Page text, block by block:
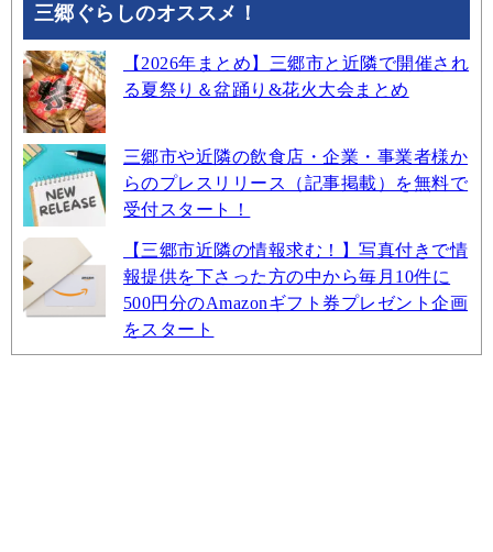
三郷ぐらしのオススメ！
【2026年まとめ】三郷市と近隣で開催され
る夏祭り＆盆踊り&花火大会まとめ
三郷市や近隣の飲食店・企業・事業者様か
らのプレスリリース（記事掲載）を無料で
受付スタート！
【三郷市近隣の情報求む！】写真付きで情
報提供を下さった方の中から毎月10件に
500円分のAmazonギフト券プレゼント企画
をスタート